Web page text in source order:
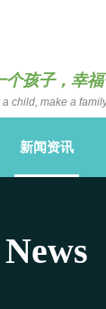
个孩子，幸
child, make a
新闻资讯
News